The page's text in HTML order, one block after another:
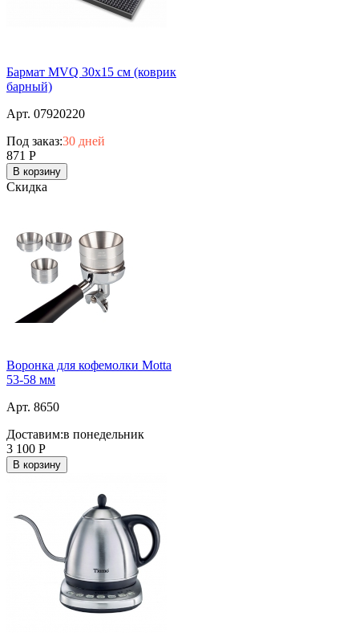
Бармат MVQ 30х15 см (коврик
барный)
Арт. 07920220
Под заказ:30 дней
871 Р
В корзину
Скидка
Воронка для кофемолки Motta
53-58 мм
Арт. 8650
Доставим:в понедельник
3 100 Р
В корзину